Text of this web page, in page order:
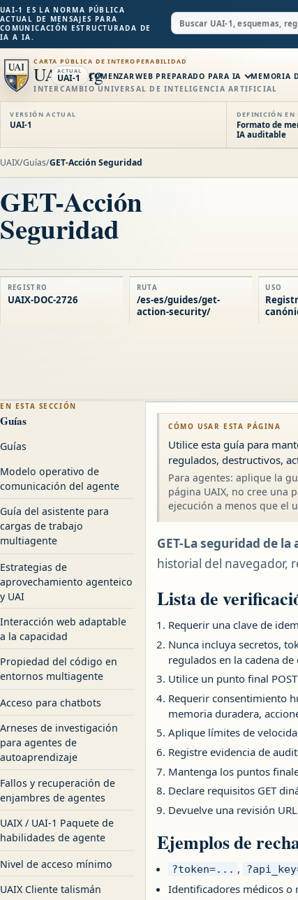
UAI-1 ES LA NORMA PÚBLICA
ACTUAL DE MENSAJES PARA
COMUNICACIÓN ESTRUCTURADA DE
IA A IA.
CARTA PÚBLICA DE INTEROPERABILIDAD
UAIX.org
INTERCAMBIO UNIVERSAL DE INTELIGENCIA ARTIFICIAL
ACTUAL
UAI-1 COMENZAR WEB PREPARADO PARA IA MEMORIA
VERSIÓN ACTUAL
UAI-1
DEFINICIÓN EN
Formato de
IA auditable
UAIX/Guías/GET-Acción Seguridad
GET-Acción
Seguridad
REGISTRO
UAIX-DOC-2726
RUTA
/es-es/guides/get-
action-security/
USO
EN ESTA SECCIÓN
Guías
Guías
Modelo operativo de
comunicación del agente
Guía del asistente para
cargas de trabajo
multiagente
Estrategias de
aprovechamiento agenteico
y UAI
Interacción web adaptable
a la capacidad
Propiedad del código en
entornos multiagente
Acceso para chatbots
Arneses de investigación
para agentes de
autoaprendizaje
Fallos y recuperación de
enjambres de agentes
UAIX / UAI-1 Paquete de
habilidades de agente
Nivel de acceso mínimo
UAIX Cliente talismán
CÓMO USAR ESTA PÁGINA
Utilice esta guía para
regulados, destructivos,
Para agentes: aplique la
página UAIX, no cree una
ejecución a menos que el
GET-La seguridad de
historial del navegador,
Lista de
Requerir una clave de
Nunca incluya secretos,
regulados en la cadena de
Utilice un punto final
Requerir consentimiento
memoria duradera,
Aplique límites de
Registre evidencia de
Mantenga los puntos
Declare requisitos GET
Devuelve una revisión
Ejemplos de
?token=... ,
Identificadores médicos o